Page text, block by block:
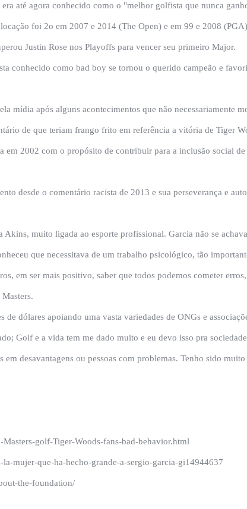
até agora conhecido como o "melhor golfista que nunca
foi 2o em 2007 e 2014 (The Open) e em 99 e 2008
Justin Rose nos Playoffs para vencer seu primeiro Major.
conhecido como bad boy se tornou o querido campeão e
mídia após alguns acontecimentos que não necessariamente
de que teriam frango frito em referência a vitória de Tiger
em 2002 com o propósito de contribuir para a inclusão social
desde o comentário racista de 2013 e sua perseverança e
muito ligada ao esporte profissional. Garcia não se
que necessitava de um trabalho psicológico, tão
em ser mais positivo, saber que todos podemos cometer
de dólares apoiando uma vasta variedades de ONGs e
Golf e a vida tem me dado muito e eu devo isso pra
em desavantagens ou pessoas com problemas. Tenho sido
golf-Tiger-Woods-fans-bad-behavior.html
mujer-que-ha-hecho-grande-a-sergio-garcia-gi14944637
the-foundation/